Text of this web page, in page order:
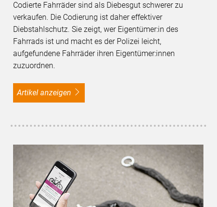
Codierte Fahrräder sind als Diebesgut schwerer zu
verkaufen. Die Codierung ist daher effektiver
Diebstahlschutz. Sie zeigt, wer Eigentümer:in des
Fahrrads ist und macht es der Polizei leicht,
aufgefundene Fahrräder ihren Eigentümer:innen
zuzuordnen.
Artikel anzeigen